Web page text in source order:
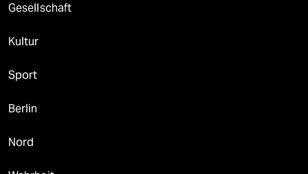
Gesellschaft
Kultur
Sport
Berlin
Nord